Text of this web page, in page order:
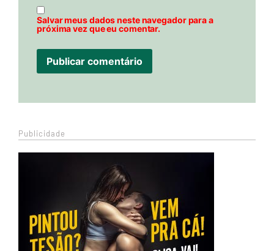
Salvar meus dados neste navegador para a
próxima vez que eu comentar.
Publicidade